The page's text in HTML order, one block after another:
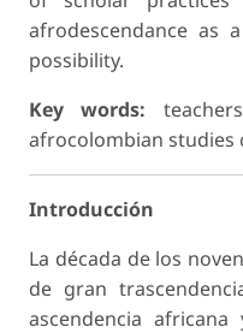
afrodescendance as
possibility.
Key words:
afrocolombian studies
Introducción
La década de los
de gran
ascendencia